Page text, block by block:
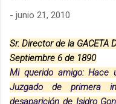
- junio 21, 2010
Sr. Director de la GACETA
Septiembre 6 de 1890
Mi querido amigo: Hace
Juzgado de primera
desaparición de Isidro